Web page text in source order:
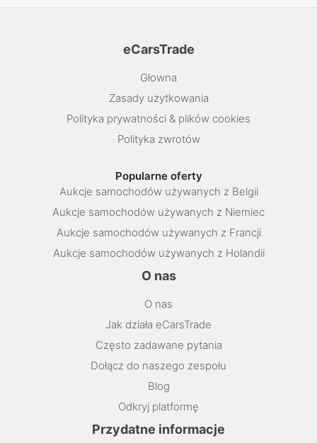
eCarsTrade
Głowna
Zasady użytkowania
Polityka prywatności & plików cookies
Polityka zwrotów
Popularne oferty
Aukcje samochodów używanych z Belgii
Aukcje samochodów używanych z Niemiec
Aukcje samochodów używanych z Francji
Aukcje samochodów używanych z Holandii
O nas
O nas
Jak działa eCarsTrade
Często zadawane pytania
Dołącz do naszego zespołu
Blog
Odkryj platformę
Przydatne informacje